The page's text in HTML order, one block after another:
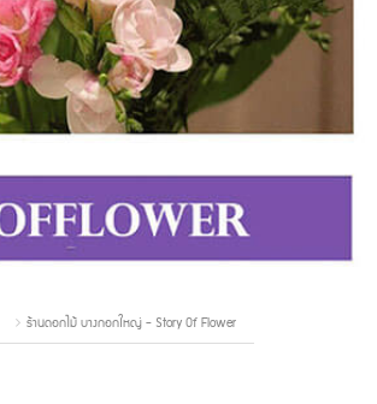
ร้านดอกไม้ บางกอกใหญ่ - Story Of Flower